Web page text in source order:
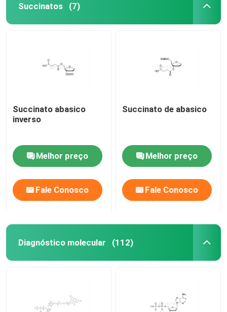
Succinatos (7)
Succinato abasico
inverso
Melhor preço
Fale Conosco
Succinato de abasico
Melhor preço
Fale Conosco
Diagnóstico molecular (112)